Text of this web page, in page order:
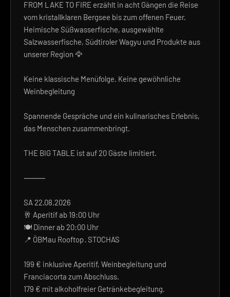
FROM LAKE TO FIRE erzählt in acht Gängen die Reise
vom kristallklaren Bergsee bis zum offenen Feuer.
Heimische Süßwasserfische, ausgewählte
Salzwasserfische, Südtiroler Wagyu und Produkte aus
unserer Region 🦅
Keine klassische Menüfolge. Keine gewöhnliche
Weinbegleitung
Spannende Gespräche und ein kulinarisches Erlebnis,
das Menschen zusammenbringt.
THE BIG TABLE ist auf 20 Gäste limitiert.
⸻
SA 22.08.2026
🥂 Aperitif ab 19:00 Uhr
🍽️ Dinner ab 20:00 Uhr
📍 ÖBMau Rooftop · STOCHAS
199 € inklusive Aperitif, Weinbegleitung und
Franciacorta zum Abschluss.
179 € mit alkoholfreier Getränkebegleitung.